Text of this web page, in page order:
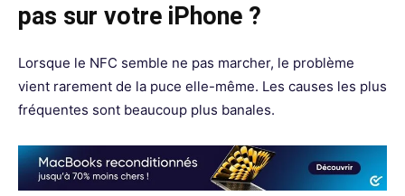
pas sur votre iPhone ?
Lorsque le NFC semble ne pas marcher, le problème
vient rarement de la puce elle-même. Les causes les plus
fréquentes sont beaucoup plus banales.